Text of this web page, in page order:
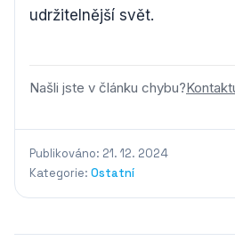
udržitelnější svět.
Našli jste v článku chybu?
Publikováno: 21. 12. 2024
Kategorie: Ostatní